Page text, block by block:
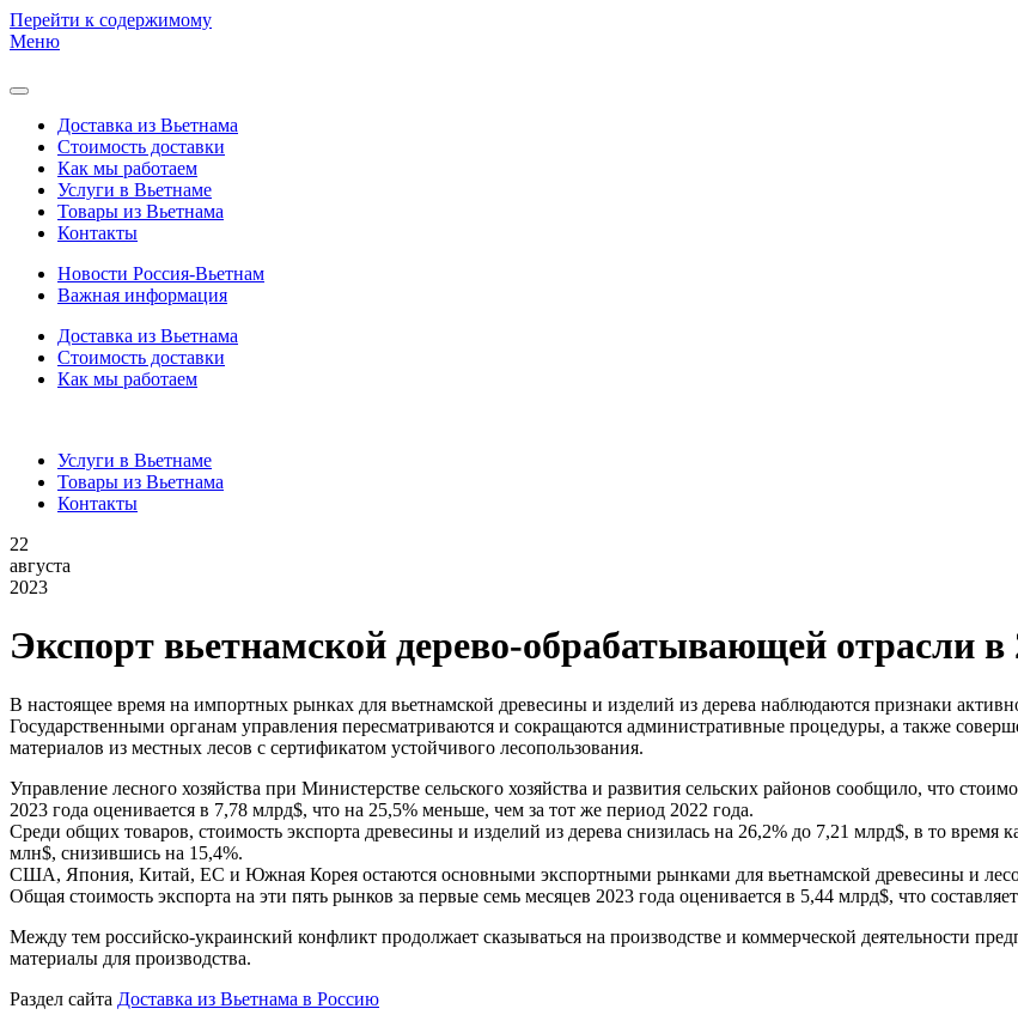
Перейти к содержимому
Меню
Доставка из Вьетнама
Стоимость доставки
Как мы работаем
Услуги в Вьетнаме
Товары из Вьетнама
Контакты
Новости Россия-Вьетнам
Важная информация
Доставка из Вьетнама
Стоимость доставки
Как мы работаем
Услуги в Вьетнаме
Товары из Вьетнама
Контакты
22
августа
2023
Экспорт вьетнамской дерево-обрабатывающей отрасли в
В настоящее время на импортных рынках для вьетнамской древесины и изделий из дерева наблюдаются признаки
Государственными органам управления пересматриваются и сокращаются административные процедуры, а также
материалов из местных лесов с сертификатом устойчивого лесопользования.
Управление лесного хозяйства при Министерстве сельского хозяйства и развития сельских районов сообщило, что
2023 года оценивается в 7,78 млрд$, что на 25,5% меньше, чем за тот же период 2022 года.
Среди общих товаров, стоимость экспорта древесины и изделий из дерева снизилась на 26,2% до 7,21 млрд$, в то время
млн$, снизившись на 15,4%.
США, Япония, Китай, ЕС и Южная Корея остаются основными экспортными рынками для вьетнамской древесины и
Общая стоимость экспорта на эти пять рынков за первые семь месяцев 2023 года оценивается в 5,44 млрд$, что
Между тем российско-украинский конфликт продолжает сказываться на производстве и коммерческой деятельности
материалы для производства.
Раздел сайта Доставка из Вьетнама в Россию